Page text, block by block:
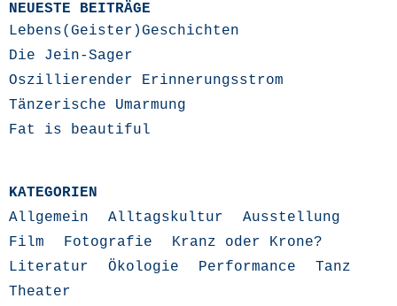
NEUESTE BEITRÄGE
Lebens(Geister)Geschichten
Die Jein-Sager
Oszillierender Erinnerungsstrom
Tänzerische Umarmung
Fat is beautiful
KATEGORIEN
Allgemein
Alltagskultur
Ausstellung
Film
Fotografie
Kranz oder Krone?
Literatur
Ökologie Performance
Tanz
Theater